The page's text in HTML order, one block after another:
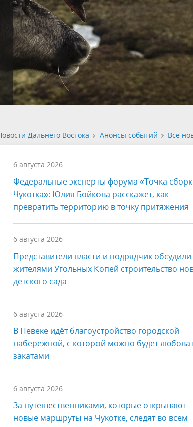
на
Все
Анонсы событий
Дальнего Востока
6 августа 2026
Федеральные эксперты форума «Точка
Чукотка»: Юлия Бойкова расскажет, как
превратить территорию в точку притяжения
6 августа 2026
Представители власти и подрядчик обсудили
жителями Угольных Копей строительство
детского сада
6 августа 2026
В Певеке идёт благоустройство городской
набережной, с которой можно будет
закатами
6 августа 2026
За путешественниками, которые открывают
новые маршруты на Чукотке, следят во всем